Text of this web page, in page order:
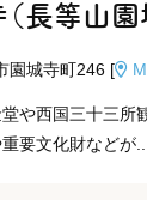
長等山園
園城寺町246 [
や西国三十三所
要文化財などが...